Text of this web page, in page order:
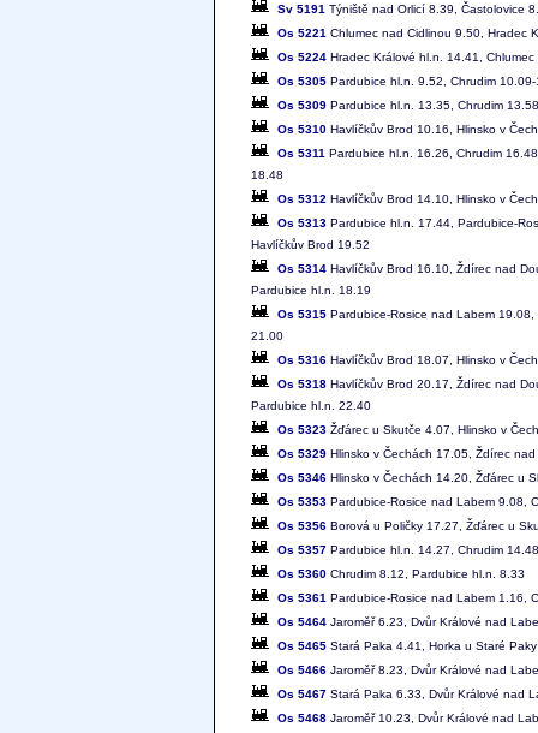
Sv 5191 Týniště nad Orlicí 8.39, Častolovice
Os 5221 Chlumec nad Cidlinou 9.50, Hradec
Os 5224 Hradec Králové hl.n. 14.41,
Os 5305 Pardubice hl.n. 9.52, Chrudim
Os 5309 Pardubice hl.n. 13.35, Chrudim
Os 5310 Havlíčkův Brod 10.16, Hlinsko v
Os 5311 Pardubice hl.n. 16.26, Chrudim
18.48
Os 5312 Havlíčkův Brod 14.10, Hlinsko v
Os 5313 Pardubice hl.n. 17.44, Pardubice-
Havlíčkův Brod 19.52
Os 5314 Havlíčkův Brod 16.10, Ždírec nad
Pardubice hl.n. 18.19
Os 5315 Pardubice-Rosice nad Labem
21.00
Os 5316 Havlíčkův Brod 18.07, Hlinsko v
Os 5318 Havlíčkův Brod 20.17, Ždírec nad
Pardubice hl.n. 22.40
Os 5323 Žďárec u Skutče 4.07, Hlinsko v
Os 5329 Hlinsko v Čechách 17.05, Ždírec
Os 5346 Hlinsko v Čechách 14.20, Žďárec u
Os 5353 Pardubice-Rosice nad Labem 9.08,
Os 5356 Borová u Poličky 17.27, Žďárec u
Os 5357 Pardubice hl.n. 14.27, Chrudim
Os 5360 Chrudim 8.12, Pardubice hl.n. 8.33
Os 5361 Pardubice-Rosice nad Labem 1.16,
Os 5464 Jaroměř 6.23, Dvůr Králové nad
Os 5465 Stará Paka 4.41, Horka u Staré
Os 5466 Jaroměř 8.23, Dvůr Králové nad
Os 5467 Stará Paka 6.33, Dvůr Králové nad
Os 5468 Jaroměř 10.23, Dvůr Králové nad